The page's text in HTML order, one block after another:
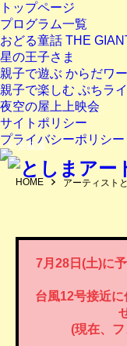
トップページ
プログラム一覧
おどる童話 THE
星の王子さま
親子で遊ぶ からだワ
親子で楽しむ ぷちライ
夜空の屋上上映会
サイトポリシー
プライバシーポリシー
© 安藤誠
HOME アーティスト
7月28日(土)に
台風12号接近
(現在、